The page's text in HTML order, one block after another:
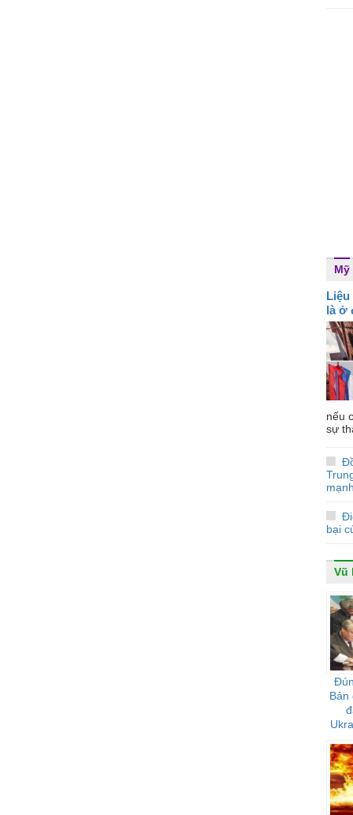
Mỹ
là ở
nếu
sự
bại
Vũ
Bản